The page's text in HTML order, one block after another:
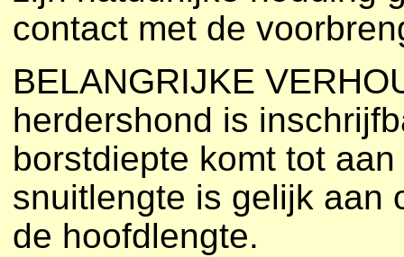
contact met de
BELANGRIJKE
herdershond is
borstdiepte komt tot
snuitlengte is gelijk aan
de hoofdlengte.